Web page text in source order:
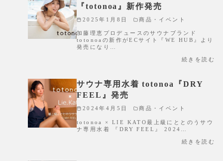
『totonoa』新作発売
2025年1月8日 商品・イベント
加藤理恵プロデュースのサウナブランド
totonoaの新作がECサイト『WE HUB』より
発売になり…
続きを読む
サウナ専用水着 totonoa『DRY
FEEL』発売
2024年4月5日 商品・イベント
totonoa × LIE KATO最上級にととのうサウ
ナ専用水着 『DRY FEEL』 2024…
続きを読む